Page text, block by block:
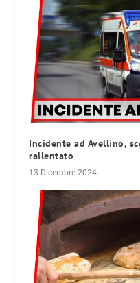
Incidente ad Avellino,
rallentato
13 Dicembre 2024